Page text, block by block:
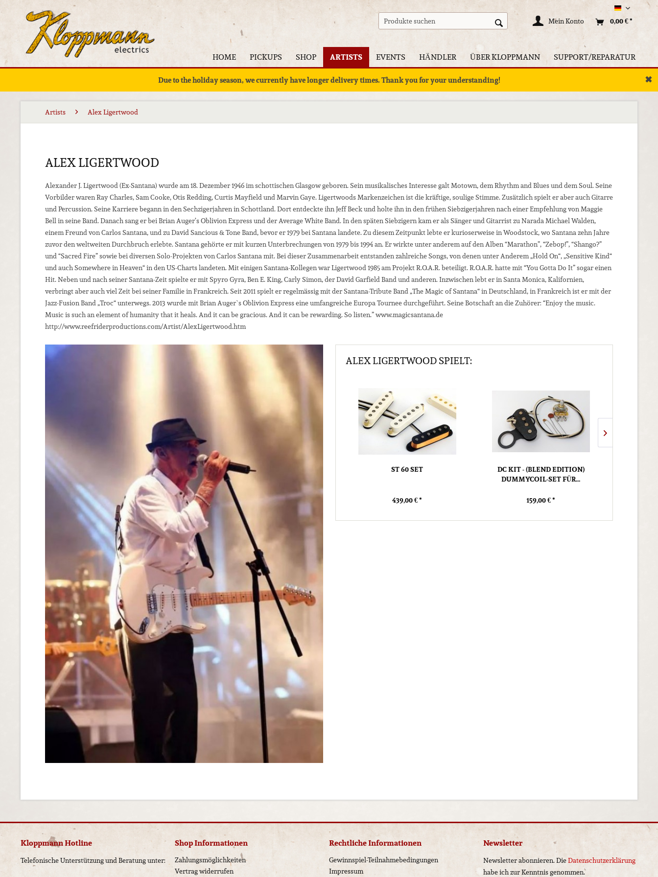
Deutsch
Mein Konto
0,00 € *
HOME PICKUPS SHOP ARTISTS EVENTS HÄNDLER ÜBER KLOPPMANN SUPPORT/REPARATUR
Due to the holiday season, we currently have longer delivery times. Thank you for your understanding! ✖
Artists Alex Ligertwood
ALEX LIGERTWOOD
Alexander J. Ligertwood (Ex-Santana) wurde am 18. Dezember 1946 im schottischen Glasgow geboren. Sein musikalisches Interesse galt Motown, dem Rhythm and Blues und dem Soul. Seine
Vorbilder waren Ray Charles, Sam Cooke, Otis Redding, Curtis Mayfield und Marvin Gaye. Ligertwoods Markenzeichen ist die kräftige, soulige Stimme. Zusätzlich spielt er aber auch Gitarre
und Percussion. Seine Karriere begann in den Sechzigerjahren in Schottland. Dort entdeckte ihn Jeff Beck und holte ihn in den frühen Siebzigerjahren nach einer Empfehlung von Maggie
Bell in seine Band. Danach sang er bei Brian Auger’s Oblivion Express und der Average White Band. In den späten Siebzigern kam er als Sänger und Gitarrist zu Narada Michael Walden,
einem Freund von Carlos Santana, und zu David Sancious & Tone Band, bevor er 1979 bei Santana landete. Zu diesem Zeitpunkt lebte er kurioserweise in Woodstock, wo Santana zehn Jahre
zuvor den weltweiten Durchbruch erlebte. Santana gehörte er mit kurzen Unterbrechungen von 1979 bis 1994 an. Er wirkte unter anderem auf den Alben “Marathon”, “Zebop!”, “Shango?”
und “Sacred Fire” sowie bei diversen Solo-Projekten von Carlos Santana mit. Bei dieser Zusammenarbeit entstanden zahlreiche Songs, von denen unter Anderem „Hold On“, „Sensitive Kind“
und auch Somewhere in Heaven“ in den US-Charts landeten. Mit einigen Santana-Kollegen war Ligertwood 1985 am Projekt R.O.A.R. beteiligt. R.O.A.R. hatte mit “You Gotta Do It” sogar einen
Hit. Neben und nach seiner Santana-Zeit spielte er mit Spyro Gyra, Ben E. King, Carly Simon, der David Garfield Band und anderen. Inzwischen lebt er in Santa Monica, Kalifornien,
verbringt aber auch viel Zeit bei seiner Familie in Frankreich. Seit 2011 spielt er regelmässig mit der Santana-Tribute Band „The Magic of Santana“ in Deutschland, in Frankreich ist er mit der
Jazz-Fusion Band „Troc“ unterwegs. 2013 wurde mit Brian Auger`s Oblivion Express eine umfangreiche Europa Tournee durchgeführt. Seine Botschaft an die Zuhörer: “Enjoy the music.
Music is such an element of humanity that it heals. And it can be gracious. And it can be rewarding. So listen.” www.magicsantana.de
http://www.reefriderproductions.com/Artist/AlexLigertwood.htm
ALEX LIGERTWOOD SPIELT:
ST 60 SET
439,00 € *
DC KIT - (BLEND EDITION)
DUMMYCOIL-SET FÜR...
159,00 € *
Kloppmann Hotline
Telefonische Unterstützung und Beratung unter:
Shop Informationen
Zahlungsmöglichkeiten
Vertrag widerrufen
Rechtliche Informationen
Gewinnspiel-Teilnahmebedingungen
Impressum
Newsletter
Newsletter abonnieren. DieDatenschutzerklärung
habe ich zur Kenntnis genommen.